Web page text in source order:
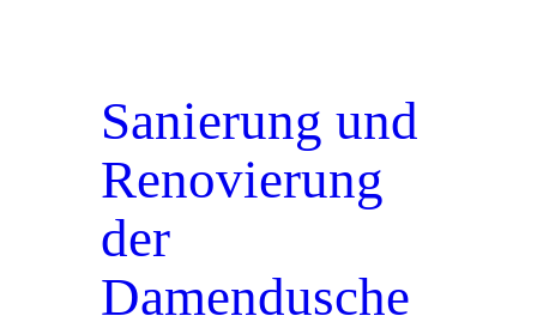
Sanierung und
Renovierung
der
Damendusche